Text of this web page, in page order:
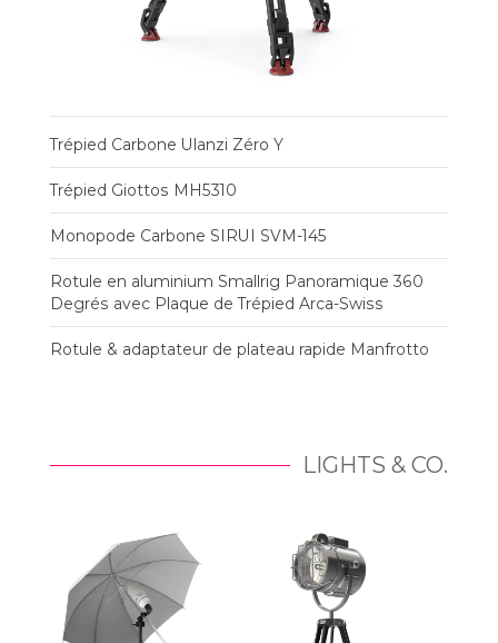
Trépied Carbone Ulanzi Zéro Y
Trépied Giottos MH5310
Monopode Carbone SIRUI SVM-145
Rotule en aluminium Smallrig Panoramique 360
Degrés avec Plaque de Trépied Arca-Swiss
Rotule & adaptateur de plateau rapide Manfrotto
LIGHTS & CO.